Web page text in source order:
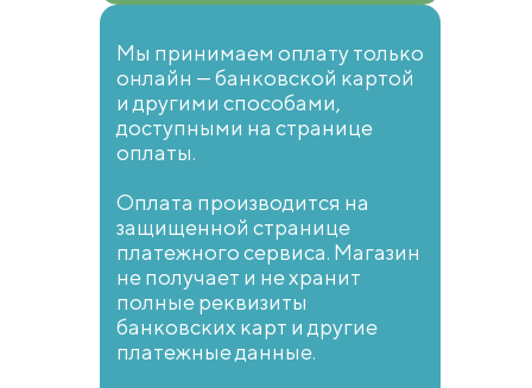
Мы принимаем оплату только
онлайн — банковской картой
и другими способами,
доступными на странице
оплаты.
Оплата производится на
защищенной странице
платежного сервиса. Магазин
не получает и не хранит
полные реквизиты
банковских карт и другие
платежные данные.